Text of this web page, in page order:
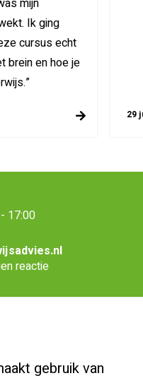
mijn
Ik ging
cursus echt
brein en hoe je
29
17:00
reactie
gebruik van